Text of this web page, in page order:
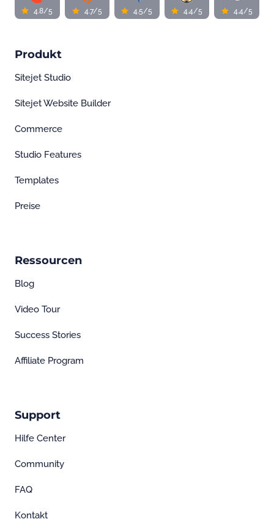
4.8/5 4.7/5 4.5/5 4.4/5 4.4/5
Produkt
Sitejet Studio
Sitejet Website Builder
Commerce
Studio Features
Templates
Preise
Ressourcen
Blog
Video Tour
Success Stories
Affiliate Program
Support
Hilfe Center
Community
FAQ
Kontakt